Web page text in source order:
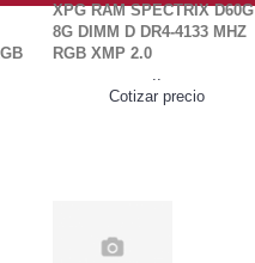
XPG RAM SPECTRIX D60G
8G DIMM D DR4-4133 MHZ
RGB XMP 2.0
..
Cotizar precio